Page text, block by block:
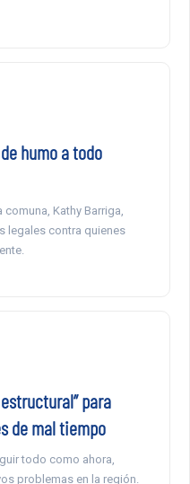
humo a todo
Kathy Barriga,
legales contra quienes
para
de mal tiempo
todo como ahora,
problemas en la región.